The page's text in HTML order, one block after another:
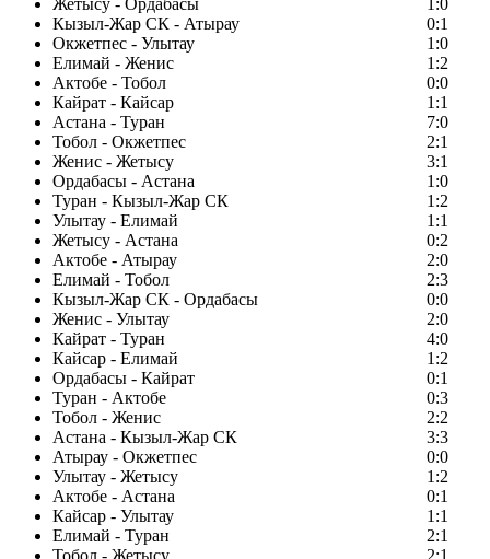
Жетысу - Ордабасы
1:0
Кызыл-Жар СК - Атырау
0:1
Окжетпес - Улытау
1:0
Елимай - Женис
1:2
Актобе - Тобол
0:0
Кайрат - Кайсар
1:1
Астана - Туран
7:0
Тобол - Окжетпес
2:1
Женис - Жетысу
3:1
Ордабасы - Астана
1:0
Туран - Кызыл-Жар СК
1:2
Улытау - Елимай
1:1
Жетысу - Астана
0:2
Актобе - Атырау
2:0
Елимай - Тобол
2:3
Кызыл-Жар СК - Ордабасы
0:0
Женис - Улытау
2:0
Кайрат - Туран
4:0
Кайсар - Елимай
1:2
Ордабасы - Кайрат
0:1
Туран - Актобе
0:3
Тобол - Женис
2:2
Астана - Кызыл-Жар СК
3:3
Атырау - Окжетпес
0:0
Улытау - Жетысу
1:2
Актобе - Астана
0:1
Кайсар - Улытау
1:1
Елимай - Туран
2:1